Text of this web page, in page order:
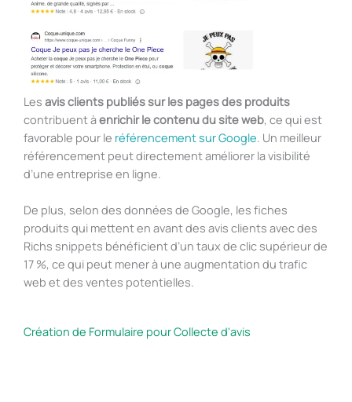
Les avis clients publiés sur les pages des produits
contribuent àenrichir le contenu du site web, ce qui est
favorable pour le référencement sur Google. Un meilleur
référencement peut directement améliorer la visibilité
d’une entreprise en ligne.
De plus, selon des données de Google, les fiches
produits qui mettent en avant des avis clients avec des
Richs snippets bénéficient d’un taux de clic supérieur de
17 %, ce qui peut mener à une augmentation du trafic
web et des ventes potentielles.
Création de Formulaire pour Collecte d'avis